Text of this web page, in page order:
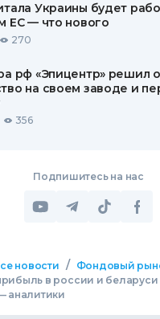
Украины будет
ЕС — что нового
270
рф «Эпицентр» решил
на своем заводе и
356
Подпишитесь на нас
новости / Фондовый
в россии и беларуси
аналитики